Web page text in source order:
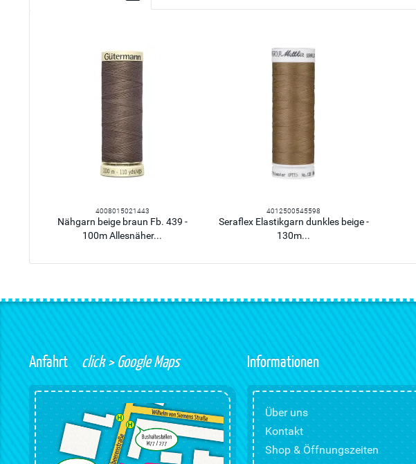
4008015021443
Nähgarn beige braun Fb. 439 -
100m Allesnäher...
4012500545598
Seraflex Elastikgarn dunkles beige -
130m...
Anfahrt click > Google Maps Informationen
Über uns
Kontakt
Shop & Öffnungszeiten